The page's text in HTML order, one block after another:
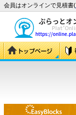
会員はオンラインで見積書(